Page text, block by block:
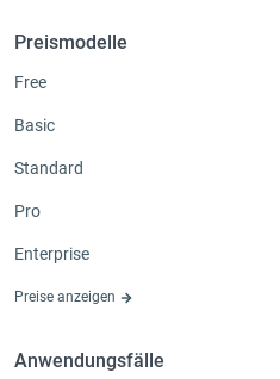
Preismodelle
Free
Basic
Standard
Pro
Enterprise
Preise anzeigen
Anwendungsfälle